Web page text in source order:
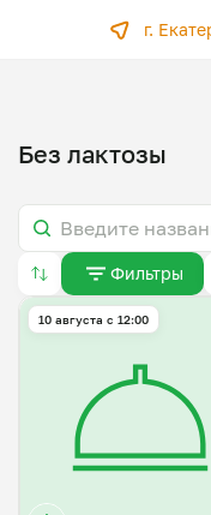
г.
Без лактозы
Фильтры
10 августа с 12:00